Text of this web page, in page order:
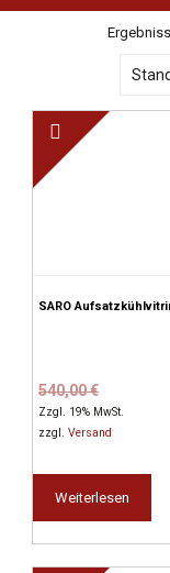
540,00€
Preis
war:
Aktueller
Preis
ist:
Zzgl. 19% MwSt.
zzgl.Versand
Weiterlesen